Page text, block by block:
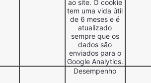
ao site. O cookie
tem uma vida útil
de 6 meses e é
atualizado
sempre que os
dados são
enviados para o
Google Analytics.
Desempenho